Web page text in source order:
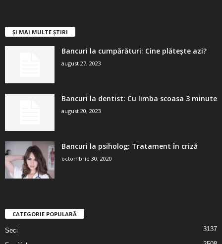
ȘI MAI MULTE ȘTIRI
Bancuri la cumpărături: Cine plătește azi?
august 27, 2023
Bancuri la dentist: Cu limba scoasa 3 minute
august 20, 2023
Bancuri la psiholog: Tratament în criză
octombrie 30, 2020
CATEGORIE POPULARĂ
Seci 3137